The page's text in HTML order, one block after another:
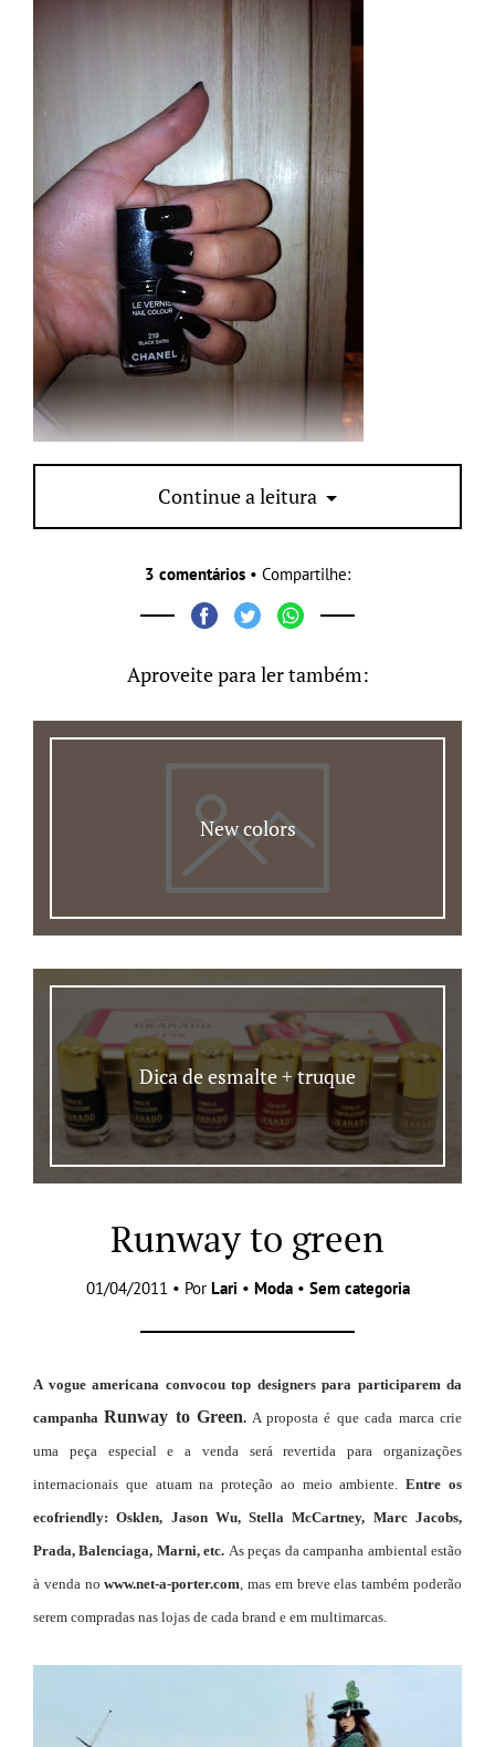
Continue a leitura
3 comentários • Compartilhe:
Aproveite para ler também:
New colors
Dica de esmalte + truque
Runway to green
01/04/2011 • Por Lari • Moda• Sem categoria
A vogue americana convocou top designers para participarem da
campanhaRunway to Green. A proposta é que cada marca crie
uma peça especial e a venda será revertida para organizações
internacionais que atuam na proteção ao meio ambiente.Entre os
ecofriendly: Osklen, Jason Wu, Stella McCartney, Marc Jacobs,
Prada, Balenciaga, Marni, etc. As peças da campanha ambiental estão
à venda nowww.net-a-porter.com , mas em breve elas também poderão
serem compradas nas lojas de cada brand e em multimarcas.